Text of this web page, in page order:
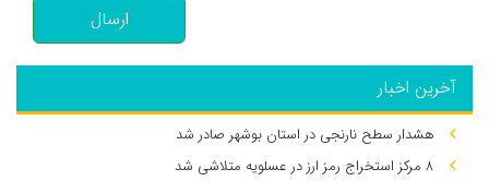
ارسال
آخرین اخبار
هشدار سطح نارنجی در استان بوشهر صادر شد
۸ مرکز استخراج رمز ارز در عسلویه متلاشی شد